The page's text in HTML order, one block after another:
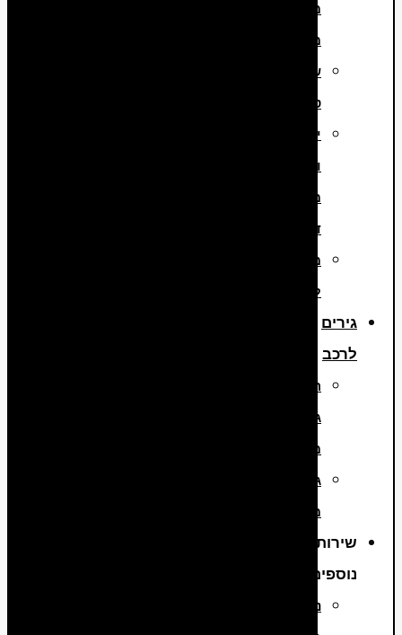
משומשים
מיבוא
שיפוץ
טורבו
יבוא
והתקנת
מנועי
דיזל
מנועים
למשאיות
גירים
לרכב
החלפת
גירים
מיבוא
גירים
מפירוק
שירותים
נוספים
ניקוי